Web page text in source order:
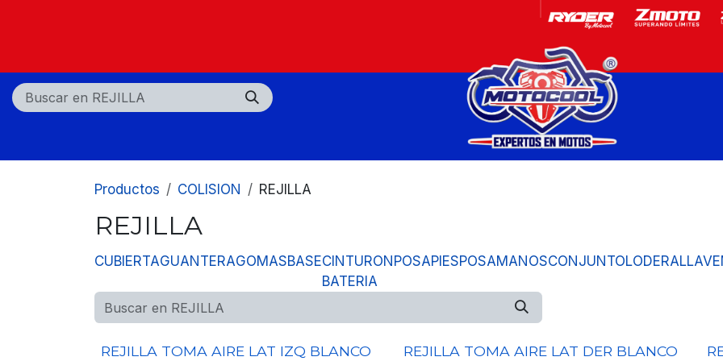
Productos COLISION REJILLA
REJILLA
CUBIERTAGUANTERAGOMASBASECINTURON
BATERIA
POSAPIESPOSAMANOSCONJUNTOLODERALLAVE
REJILLA TOMA AIRE LAT IZQ BLANCO REJILLA TOMA AIRE LAT DER BLANCO